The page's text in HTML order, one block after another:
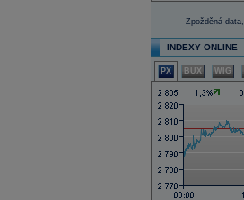
Zpožděná data,
INDEXY ONLINE
PX BUX WIG